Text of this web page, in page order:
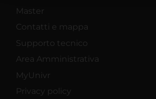
raccolto dal tuo utilizzo dei loro servizi.
Master
Contatti e mappa
Supporto tecnico
Area Amministrativa
MyUnivr
Privacy policy